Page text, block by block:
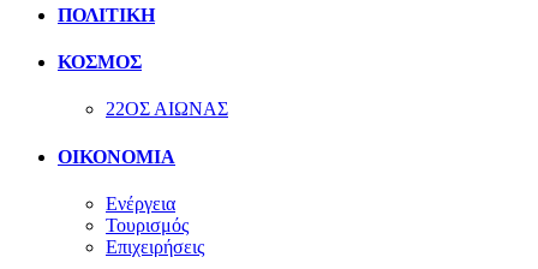
ΠΟΛΙΤΙΚΗ
ΚΟΣΜΟΣ
22ΟΣ ΑΙΩΝΑΣ
ΟΙΚΟΝΟΜΙΑ
Ενέργεια
Τουρισμός
Επιχειρήσεις